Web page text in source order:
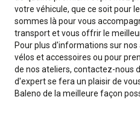
votre véhicule, que ce soit pour
sommes là pour vous
transport et vous offrir le
Pour plus d'informations sur
vélos et accessoires ou pour
de nos ateliers, contactez-nous
d'expert se fera un plaisir de
Baleno de la meilleure façon